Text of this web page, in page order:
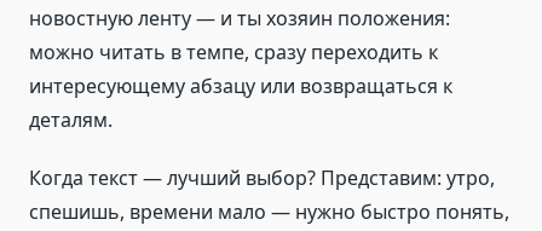
новостную ленту — и ты хозяин положения:
можно читать в темпе, сразу переходить к
интересующему абзацу или возвращаться к
деталям.
Когда текст — лучший выбор? Представим: утро,
спешишь, времени мало — нужно быстро понять,